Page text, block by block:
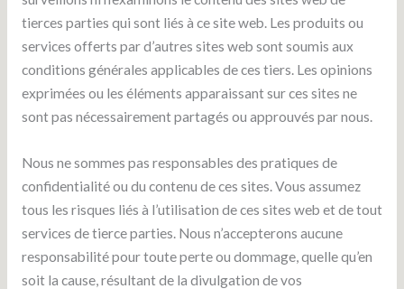
tierces parties qui sont liés à ce site web. Les produits ou
services offerts par d’autres sites web sont soumis aux
conditions générales applicables de ces tiers. Les opinions
exprimées ou les éléments apparaissant sur ces sites ne
sont pas nécessairement partagés ou approuvés par nous.
Nous ne sommes pas responsables des pratiques de
confidentialité ou du contenu de ces sites. Vous assumez
tous les risques liés à l’utilisation de ces sites web et de tout
services de tierce parties. Nous n’accepterons aucune
responsabilité pour toute perte ou dommage, quelle qu’en
soit la cause, résultant de la divulgation de vos